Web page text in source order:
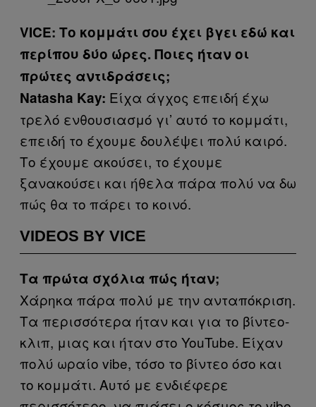
VICE: Το κομμάτι σου έχει βγει εδώ και
περίπου δύο ώρες. Ποιες ήταν οι
πρώτες αντιδράσεις;
Natasha Kay: Είχα άγχος επειδή έχω
τρελό ενθουσιασμό γι’ αυτό το κομμάτι,
επειδή το έχουμε δουλέψει πολύ καιρό.
Το έχουμε ακούσει, το έχουμε
ξανακούσει και ήθελα πάρα πολύ να δω
πώς θα το πάρει το κοινό.
VIDEOS BY VICE
Τα πρώτα σχόλια πώς ήταν;
Χάρηκα πάρα πολύ με την ανταπόκριση.
Τα περισσότερα ήταν και για το βίντεο-
κλιπ, μιας και ήταν στο YouTube. Είχαν
πολύ ωραίο vibe, τόσο το βίντεο όσο και
το κομμάτι. Αυτό με ενδιέφερε